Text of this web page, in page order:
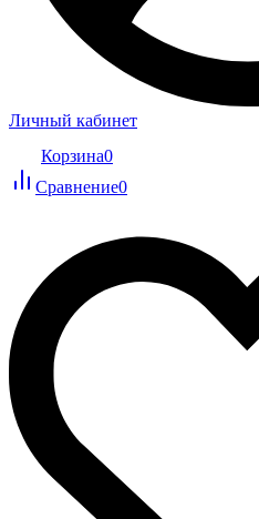
Личный кабинет
Корзина0
Сравнение0